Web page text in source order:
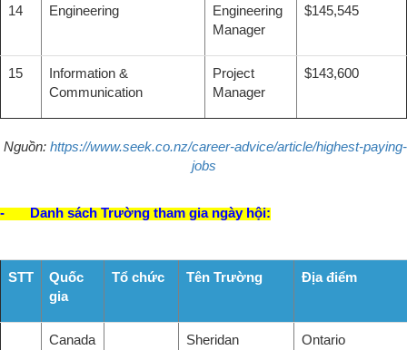
14 Engineering
Engineering
Manager
$145,545
15
Information &
Communication
Project
Manager
$143,600
Nguồn: https://www.seek.co.nz/career-advice/article/highest-paying-
jobs
- Danh sách Trường tham gia ngày hội:
STT
Quốc
gia
Tổ chức Tên Trường Địa điểm
Canada
Sheridan
Ontario